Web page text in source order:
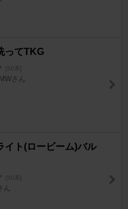
ってTKG
[50系]
さん
イト(ロービーム)バル
[50系]